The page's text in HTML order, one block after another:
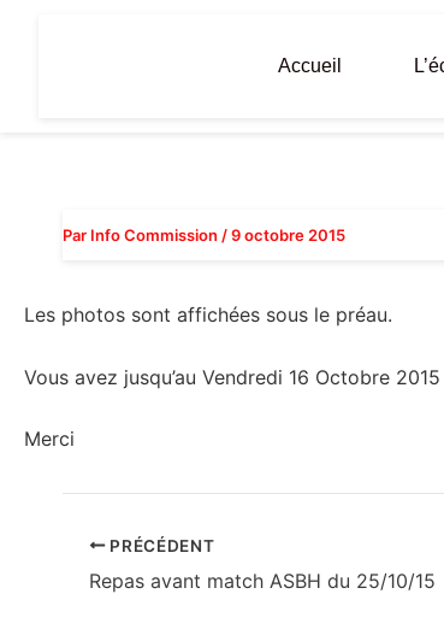
Accueil
Par Info Commission /9 octobre 2015
Les photos sont affichées sous le préau.
Vous avez jusqu’au Vendredi 16 Octobre
Merci
PRÉCÉDENT
Repas avant match ASBH du 25/10/15